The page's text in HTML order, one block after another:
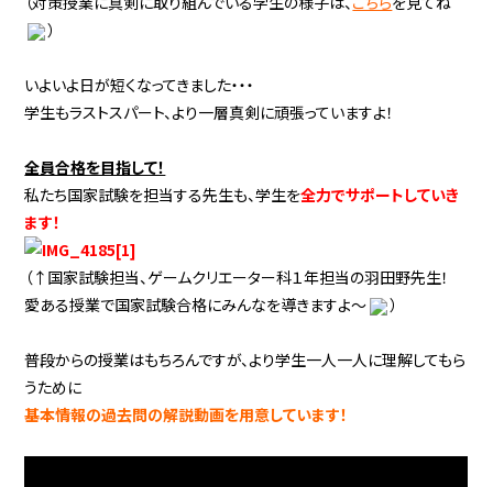
）
いよいよ日が短くなってきました・・・
学生もラストスパート、より一層真剣に頑張っていますよ！
全員合格を目指して！
私たち国家試験を担当する先生も、学生を全力でサポートしていき
ます！
（↑国家試験担当、ゲームクリエーター科１年担当の羽田野先生！
愛ある授業で国家試験合格にみんなを導きますよ～
）
普段からの授業はもちろんですが、より学生一人一人に理解してもら
うために
基本情報の過去問の解説動画を用意しています！